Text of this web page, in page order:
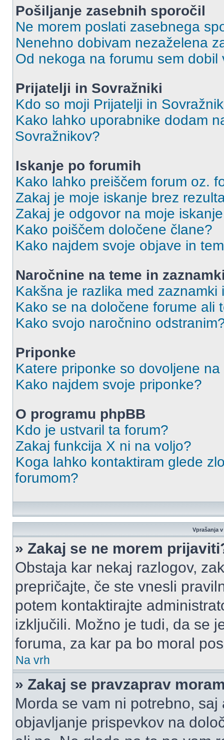
Pošiljanje zasebnih sporočil
Ne morem poslati zasebnega
Nenehno dobivam nezaželena
Od nekoga na forumu sem
Prijatelji in Sovražniki
Kdo so moji Prijatelji in
Kako lahko uporabnike dodam
Sovražnikov?
Iskanje po forumih
Kako lahko preiščem forum oz.
Zakaj je moje iskanje brez
Zakaj je odgovor na moje
Kako poiščem določene člane?
Kako najdem svoje objave in
Naročnine na teme in
Kakšna je razlika med
Kako se na določene forume ali
Kako svojo naročnino
Priponke
Katere priponke so dovoljene
Kako najdem svoje priponke?
O programu phpBB
Kdo je ustvaril ta forum?
Zakaj funkcija X ni na voljo?
Koga lahko kontaktiram glede
forumom?
Vprašanja
» Zakaj se ne morem
Obstaja kar nekaj razlogov,
prepričajte, če ste vnesli
potem kontaktirajte
izključili. Možno je tudi, da se
foruma, za kar pa bo moral
Na vrh
» Zakaj se pravzaprav
Morda se vam ni potrebno,
objavljanje prispevkov na